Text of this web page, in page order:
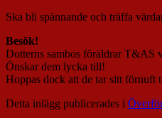
Ska bli spännande och träffa
Besök!
Dotterns sambos föräldrar T&AS
Önskar dem lycka till!
Hoppas dock att de tar sitt förnuft
Detta inlägg publicerades i